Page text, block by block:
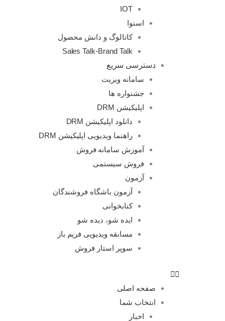
IOT
اسنوا
کاتالوگ و دانش محصول
Sales Talk-Brand Talk
دسترسی سریع
سامانه ویزیت
جشنواره ها
اپلیکیشن DRM
دانلود اپلیکیشن DRM
راهنما ویدیویی اپلیکیشن DRM
آموزش سامانه فروش
فروش سیستمی
آزمون
آزمون باشگاه فروشندگان
کتابخوانی
ایده شو، دیده شو
مسابقه ویدیویی فریم باز
سوپر استار فروش
صفحه اصلی
انتخاب شما
اخبار